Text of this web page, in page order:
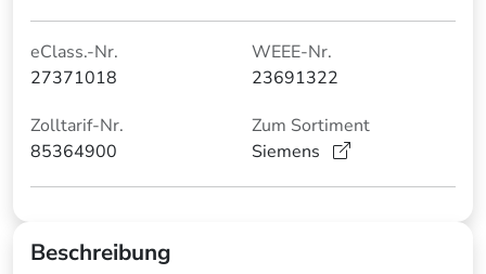
eClass.-Nr.
27371018
WEEE-Nr.
23691322
Zolltarif-Nr.
85364900
Zum Sortiment
Siemens
Beschreibung